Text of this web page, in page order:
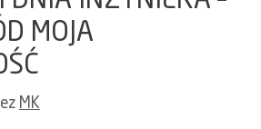
MOJA
MK